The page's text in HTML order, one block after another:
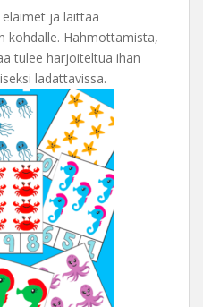
ja laittaa
kohdalle. Hahmottamista,
tulee harjoiteltua ihan
ladattavissa.